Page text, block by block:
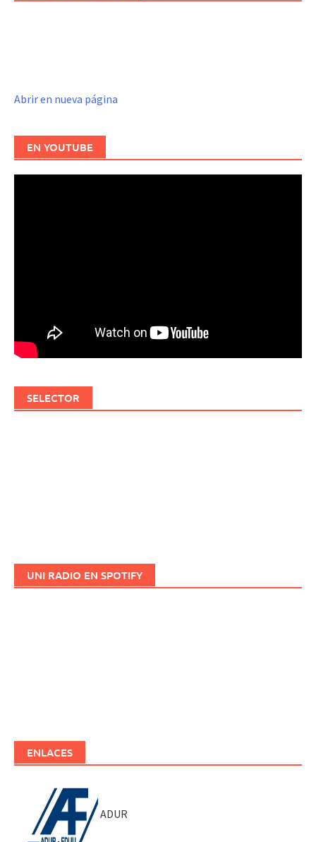
Abrir en nueva página
EN YOUTUBE
SELECTOR
UNI RADIO EN SPOTIFY
ENLACES
ADUR